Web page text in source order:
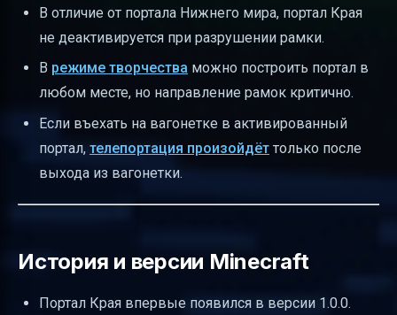
В отличие от портала Нижнего мира, портал Края
не деактивируется при разрушении рамки.
В режиме творчества можно построить портал в
любом месте, но направление рамок критично.
Если въехать на вагонетке в активированный
портал, телепортация произойдёт только после
выхода из вагонетки.
История и версии Minecraft
Портал Края впервые появился в версии 1.0.0.